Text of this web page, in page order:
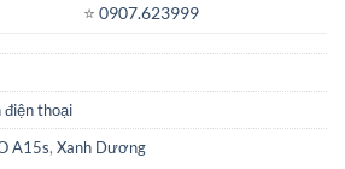
⭐️0907.623999
điện thoại
A15s, Xanh Dương